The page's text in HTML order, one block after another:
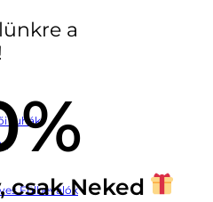
ruhák
Fülbevalók
a
csak Neked